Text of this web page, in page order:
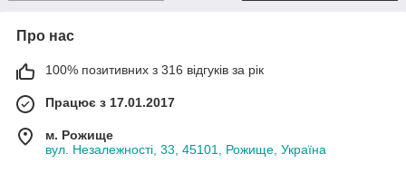
Про нас
100% позитивних з 316 відгуків за рік
Працює з 17.01.2017
м. Рожище
вул. Незалежності, 33, 45101, Рожище, Україна